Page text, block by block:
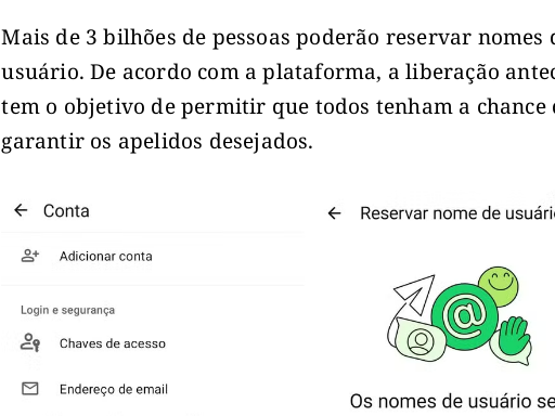
Mais de 3 bilhões de pessoas poderão reservar nomes
usuário. De acordo com a plataforma, a liberação
tem o objetivo de permitir que todos tenham a chance
garantir os apelidos desejados.